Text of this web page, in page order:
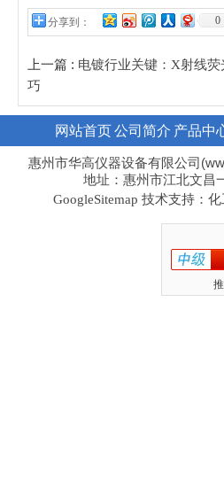
分享到： 0
上一篇 : 电镀行业关键：X射线
巧
网站首页公司简介 产品中
惠州市华高仪器设备有限公司
地址：惠州市江北文昌
GoogleSitemap 技术支持：